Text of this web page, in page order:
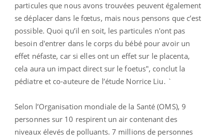
particules que nous avons trouvées peuvent également
se déplacer dans le fœtus, mais nous pensons que c’est
possible. Quoi qu’il en soit, les particules n'ont pas
besoin d'entrer dans le corps du bébé pour avoir un
effet néfaste, car si elles ont un effet sur le placenta,
cela aura un impact direct sur le foetus", conclut la
pédiatre et co-auteure de l’étude Norrice Liu. `
Selon l’Organisation mondiale de la Santé (OMS), 9
personnes sur 10 respirent un air contenant des
niveaux élevés de polluants. 7 millions de personnes